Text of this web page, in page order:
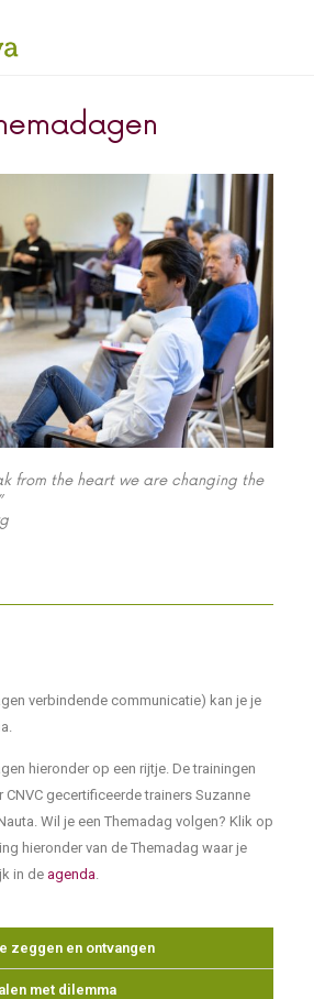
from the heart we are changing the
verbindende communicatie) kan je je
hieronder op een rijtje. De trainingen
gecertificeerde trainers Suzanne
Wil je een Themadag volgen? Klik op
hieronder van de Themadag waar je
in de agenda.
zeggen en ontvangen
met dilemma